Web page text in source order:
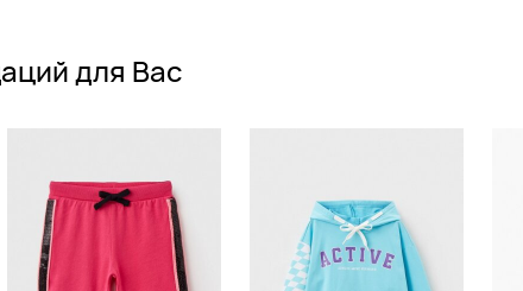
для Вас